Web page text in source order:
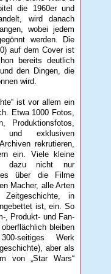
die 1960er und
wird danach
wobei jedem
werden. Die
auf dem Cover ist
bereits deutlich
den Dingen, die
wird.
ist vor allem ein
Etwa 1000 Fotos,
und exklusiven
rekrutieren,
ein. Viele kleine
dazu nicht nur
über die Filme
Macher, alle Arten
in
ist, ein. So
, Produkt- und Fan-
bleiben
seitiges Werk
aber als
von „Star Wars“